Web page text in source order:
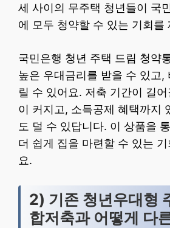
세 사이의 무주택 청년들이 국
에 모두 청약할 수 있는 기회를
국민은행 청년 주택 드림 청약
높은 우대금리를 받을 수 있고,
릴 수 있어요. 저축 기간이 길
이 커지고, 소득공제 혜택까지
도 덜 수 있답니다. 이 상품을
더 쉽게 집을 마련할 수 있는
요.
2) 기존 청년우대형
합저축과 어떻게 다